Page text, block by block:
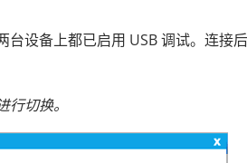
设备上都已启用 USB 调试。连接
行切换。